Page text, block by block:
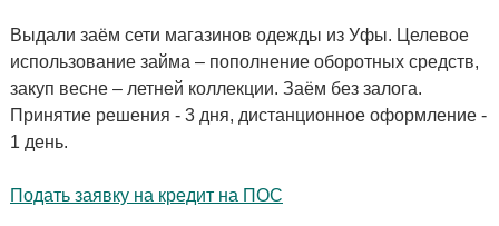
Выдали заём сети магазинов одежды из Уфы. Целевое
использование займа – пополнение оборотных средств,
закуп весне – летней коллекции. Заём без залога.
Принятие решения - 3 дня, дистанционное оформление -
1 день.
Подать заявку на кредит на ПОС